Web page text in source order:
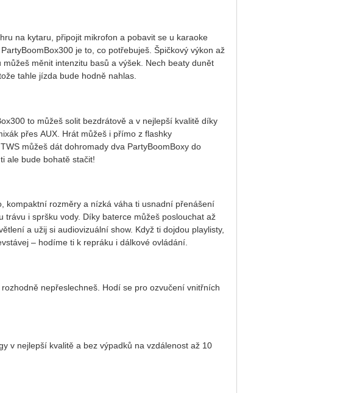
na kytaru, připojit mikrofon a pobavit se u karaoke
je to, co potřebuješ. Špičkový výkon až
měnit intenzitu basů a výšek. Nech beaty dunět
tahle jízda bude hodně nahlas.
to můžeš solit bezdrátově a v nejlepší kvalitě díky
přes AUX. Hrát můžeš i přímo z flashky
TWS můžeš dát dohromady dva PartyBoomBoxy do
ale bude bohatě stačit!
kompaktní rozměry a nízká váha ti usnadní přenášení
trávu i spršku vody. Díky baterce můžeš poslouchat až
a užij si audiovizuální show. Když ti dojdou playlisty,
– hodíme ti k repráku i dálkové ovládání.
nepřeslechneš. Hodí se pro ozvučení vnitřních
v nejlepší kvalitě a bez výpadků na vzdálenost až 10